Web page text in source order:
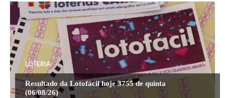
LOTERIA
Resultado da Lotofácil hoje 3755 de quinta
(06/08/26)